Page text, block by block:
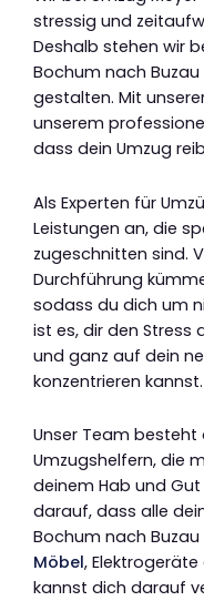
stressig und
Deshalb stehen wir
Bochum nach
gestalten. Mit
unserem
dass dein Umzug
Als Experten für
Leistungen an, die
zugeschnitten sind.
Durchführung
sodass du dich um
ist es, dir den Stress
und ganz auf dein
konzentrieren kannst.
Unser Team
Umzugshelfern, die
deinem Hab und
darauf, dass alle
Bochum nach
Möbel,
kannst dich darauf